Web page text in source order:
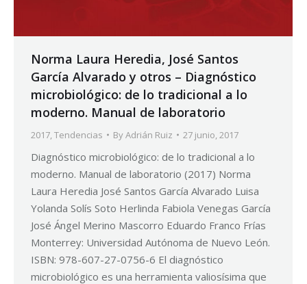
Norma Laura Heredia, José Santos
García Alvarado y otros – Diagnóstico
microbiológico: de lo tradicional a lo
moderno. Manual de laboratorio
2017 Tendencias ByAdrián Ruiz 27 junio, 2017
Diagnóstico microbiológico: de lo tradicional a lo
moderno. Manual de laboratorio (2017) Norma
Laura Heredia José Santos García Alvarado Luisa
Yolanda Solís Soto Herlinda Fabiola Venegas García
José Ángel Merino Mascorro Eduardo Franco Frías
Monterrey: Universidad Autónoma de Nuevo León.
ISBN: 978-607-27-0756-6 El diagnóstico
microbiológico es una herramienta valiosísima que